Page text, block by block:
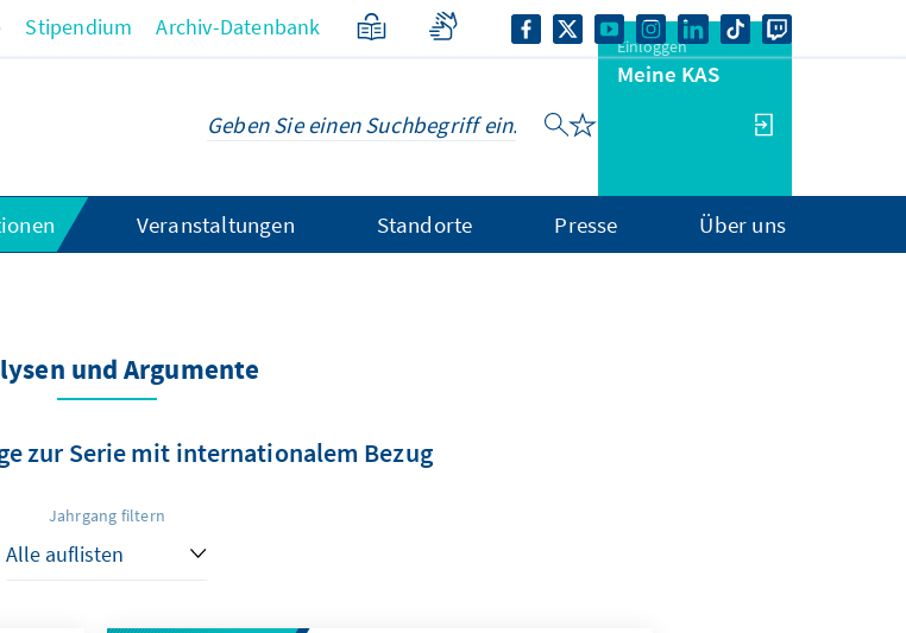
Stipendium Archiv-Datenbank
Einloggen
Meine KAS
Veranstaltungen Standorte Presse Über uns
und Argumente
zur Serie mit internationalem Bezug
Jahrgang filtern